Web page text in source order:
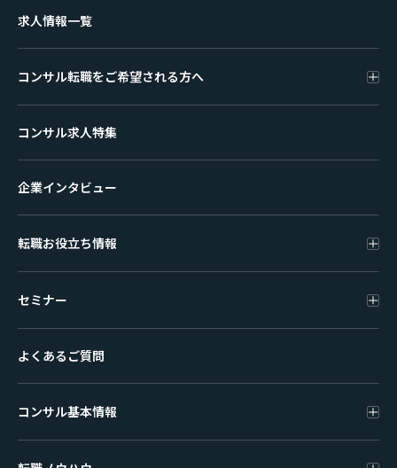
求人情報一覧
コンサル転職をご希望される方へ
コンサル求人特集
企業インタビュー
転職お役立ち情報
セミナー
よくあるご質問
コンサル基本情報